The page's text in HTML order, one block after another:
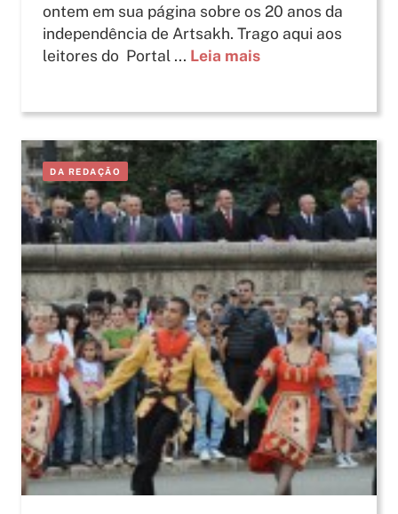
ontem em sua página sobre os 20 anos da
independência de Artsakh. Trago aqui aos
leitores do Portal ... Leia mais
DA REDAÇÃO